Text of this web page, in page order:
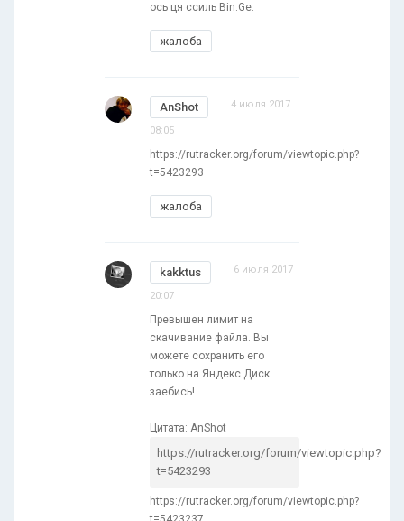
ось ця ссиль Bin.Ge.
жалоба
AnShot 4 июля 2017
08:05
https://rutracker.org/forum/viewtopic.php?
t=5423293
жалоба
kakktus 6 июля 2017
20:07
Превышен лимит на
скачивание файла. Вы
можете сохранить его
только на Яндекс.Диск.
заебись!
Цитата: AnShot
https://rutracker.org/forum/viewtopic.php?
t=5423293
https://rutracker.org/forum/viewtopic.php?